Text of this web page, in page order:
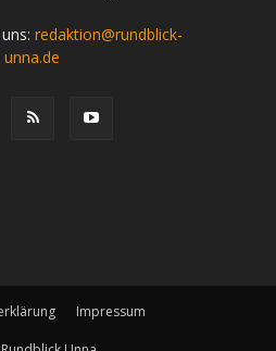
redaktion@rundblick-
unna.de
Impressum